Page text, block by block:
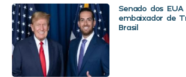
Senado dos EUA
embaixador de
Brasil